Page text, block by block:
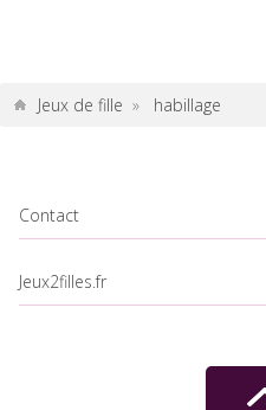
Jeux de fille » habillage
Contact
Jeux2filles.fr